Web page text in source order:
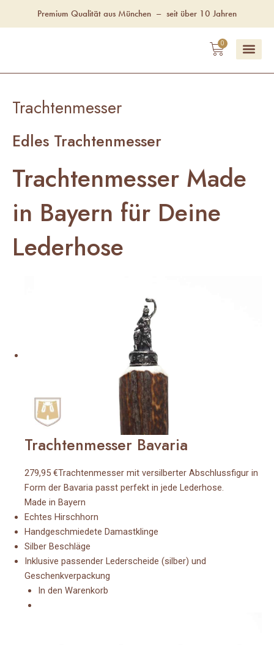
Premium Qualität aus München – seit über 10 Jahren
0
Trachtenmesser
Edles Trachtenmesser
Trachtenmesser Made
in Bayern für Deine
Lederhose
Trachtenmesser Bavaria
279,95 €Trachtenmesser mit versilberter Abschlussfigur in
Form der Bavaria passt perfekt in jede Lederhose.
Made in Bayern
Echtes Hirschhorn
Handgeschmiedete Damastklinge
Silber Beschläge
Inklusive passender Lederscheide (silber) und
Geschenkverpackung
In den Warenkorb